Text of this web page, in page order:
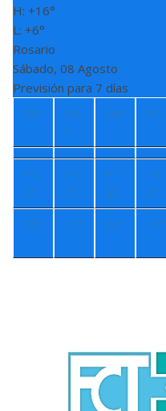
H: +16°
L: +6°
Rosario
Sábado, 08 Agosto
Previsión para 7 días
Vie
Do
m
Lun
Ma
r
+1
5°
+1
7°
+1
4°
+1
3°
+5° +5° +4° +5°